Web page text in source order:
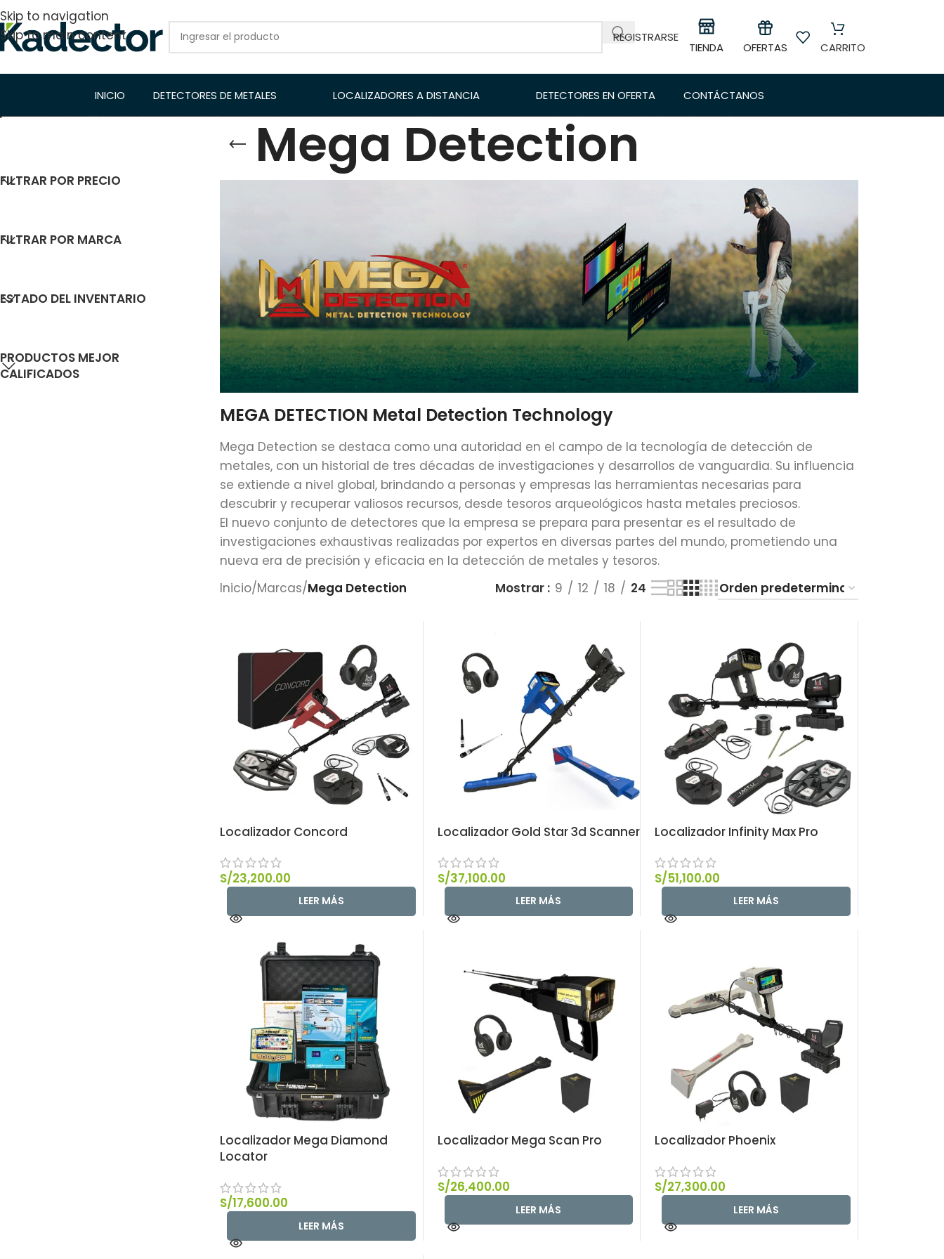
Skip to navigation
Skip to main content
REGISTRARSE
TIENDA OFERTAS CARRITO
INICIO DETECTORES DE METALES LOCALIZADORES A DISTANCIA DETECTORES EN OFERTA CONTÁCTANOS
Mega Detection
FILTRAR POR PRECIO
FILTRAR POR MARCA
ESTADO DEL INVENTARIO
PRODUCTOS MEJOR
CALIFICADOS
MEGA DETECTION Metal Detection Technology
Mega Detection se destaca como una autoridad en el campo de la tecnología de detección de
metales, con un historial de tres décadas de investigaciones y desarrollos de vanguardia. Su influencia
se extiende a nivel global, brindando a personas y empresas las herramientas necesarias para
descubrir y recuperar valiosos recursos, desde tesoros arqueológicos hasta metales preciosos.
El nuevo conjunto de detectores que la empresa se prepara para presentar es el resultado de
investigaciones exhaustivas realizadas por expertos en diversas partes del mundo, prometiendo una
nueva era de precisión y eficacia en la detección de metales y tesoros.
Inicio/Marcas/Mega Detection Mostrar 9 12 18 24
Localizador Concord
S/23,200.00
LEER MÁS
Localizador Gold Star 3d Scanner
S/37,100.00
LEER MÁS
Localizador Infinity Max Pro
S/51,100.00
LEER MÁS
Localizador Mega Diamond
Locator
S/17,600.00
LEER MÁS
Localizador Mega Scan Pro
S/26,400.00
LEER MÁS
Localizador Phoenix
S/27,300.00
LEER MÁS